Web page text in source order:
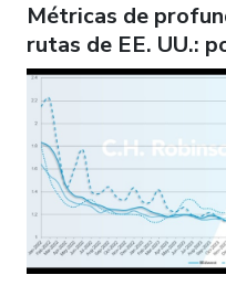
Métricas de
rutas de EE. UU.: